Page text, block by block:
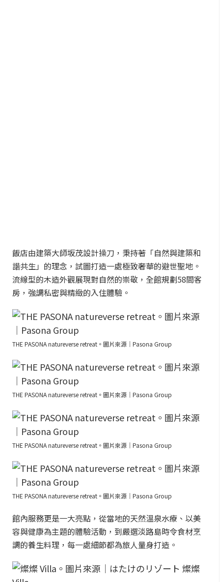
飯店由建築大師坂茂設計操刀，秉持著「自然與建築和
諧共生」的理念，試圖打造一處極致奢華的避世聖地。
流線型的木造外觀展現對自然的崇敬，全館規劃58間客
房，強調私密與精緻的入住體驗。
THE PASONA natureverse retreat。圖片來源｜Pasona Group
THE PASONA natureverse retreat。圖片來源｜Pasona Group
THE PASONA natureverse retreat。圖片來源｜Pasona Group
THE PASONA natureverse retreat。圖片來源｜Pasona Group
館內服務更是一大亮點，從當地的天然溫泉水療、以美
容與健康為主題的體驗活動，到嚴選淡路島時令食材烹
調的養生料理，每一處細節都為旅人量身打造。